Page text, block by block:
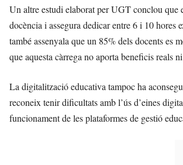
Un altre estudi elaborat per UGT conclou que
docència i assegura dedicar entre 6 i 10 hores
també assenyala que un 85% dels docents es
que aquesta càrrega no aporta beneficis reals
La digitalització educativa tampoc ha
reconeix tenir dificultats amb l’ús d’eines
funcionament de les plataformes de gestió